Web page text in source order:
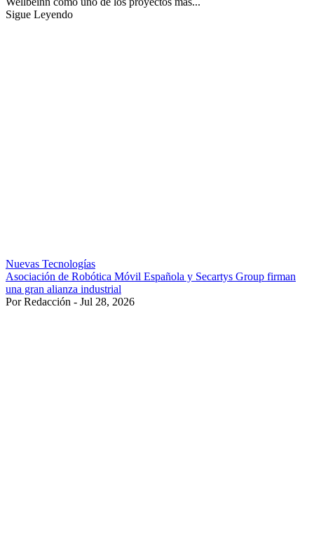
Sigue Leyendo
Nuevas Tecnologías
Asociación de Robótica Móvil Española y Secartys Group firman
una gran alianza industrial
Por Redacción - Jul 28, 2026